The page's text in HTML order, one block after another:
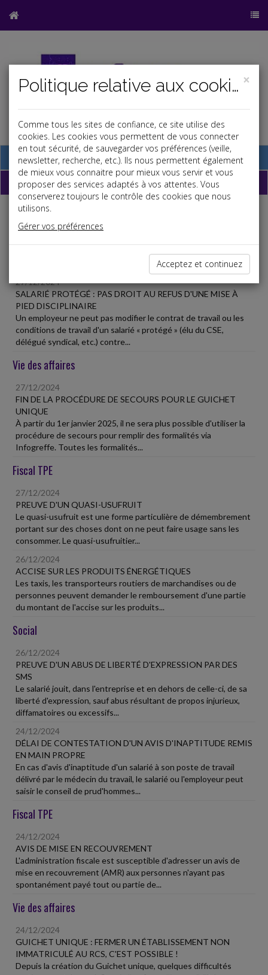
Base documentaire
Dépêches
Liste des dernières dépêches
27/12/2024
SALARIÉ PROTÉGÉ : PAS DROIT AU REFUS D'UNE MISE À
PIED DISCIPLINAIRE
Un employeur ne peut pas modifier le contrat de travail ou les
conditions de travail d'un salarié « protégé » (élu du CSE,
délégué syndical, etc.) contre...
Vie des affaires
27/12/2024
FIN DE LA PROCÉDURE DE SECOURS POUR LE GUICHET
UNIQUE
À partir du 1er janvier 2025, il ne sera plus possible d'utiliser la
procédure de secours pour remplir des formalités via
Infogreffe. Toutes les formalités...
Fiscal TPE
27/12/2024
PREUVE D'UN QUASI-USUFRUIT
Le quasi-usufruit est une forme particulière de démembrement
portant sur des choses dont on ne peut faire usage sans les
consommer. Le quasi-usufruitier...
26/12/2024
ACCISE SUR LES PRODUITS ÉNERGÉTIQUES
Les taxis, les transporteurs routiers de marchandises ou de
personnes peuvent demander le remboursement d'une partie
du montant de l'accise sur les produits...
Social
26/12/2024
PREUVE D'UN ABUS DE LIBERTÉ D'EXPRESSION PAR DES
SMS
Le salarié jouit, dans l'entreprise et en dehors de celle-ci, de sa
liberté d'expression, sauf abus résultant de propos injurieux,
diffamatoires ou excessifs...
24/12/2024
DÉLAI DE CONTESTATION D'UN AVIS D'INAPTITUDE REMIS
EN MAIN PROPRE
En cas d'avis d'inaptitude d'un salarié à son poste de travail
délivré par le médecin du travail, le salarié ou l'employeur peut
saisir le conseil de prud'hommes...
Fiscal TPE
24/12/2024
AVIS DE MISE EN RECOUVREMENT
L'administration fiscale est susceptible d'adresser un avis de
mise en recouvrement (AMR) aux personnes n'ayant pas
spontanément payé tout ou partie de...
Vie des affaires
24/12/2024
GUICHET UNIQUE : FERMER UN ÉTABLISSEMENT NON
IMMATRICULÉ AU RCS, C'EST POSSIBLE !
Depuis la création du Guichet unique, quelques difficultés
×
Politique relative aux cookies
Comme tous les sites de confiance, ce site utilise des
cookies. Les cookies vous permettent de vous connecter
en tout sécurité, de sauvegarder vos préférences (veille,
newsletter, recherche, etc.). Ils nous permettent également
de mieux vous connaitre pour mieux vous servir et vous
proposer des services adaptés à vos attentes. Vous
conserverez toujours le contrôle des cookies que nous
utilisons.
Gérer vos préférences
Acceptez et continuez